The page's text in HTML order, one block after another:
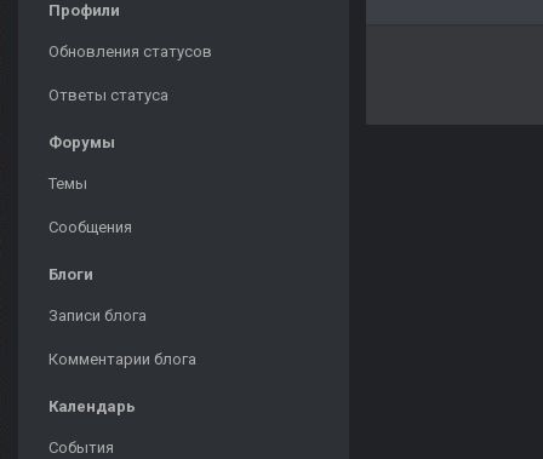
Профили
Обновления статусов
Ответы статуса
Форумы
Темы
Сообщения
Блоги
Записи блога
Комментарии блога
Календарь
События